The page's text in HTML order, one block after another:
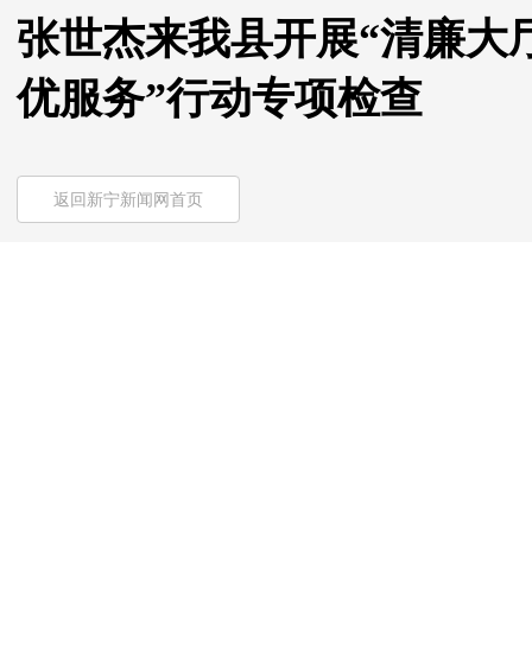
张世杰来我县开展“清廉大
优服务”行动专项检查
返回新宁新闻网首页